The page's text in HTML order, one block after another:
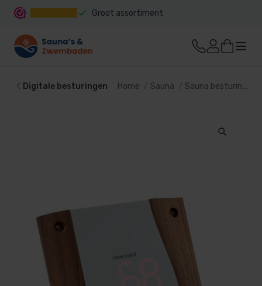
Groot assortiment
Digitale besturingen Home Sauna Sauna besturing